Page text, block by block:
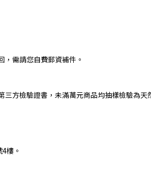
需請您自費郵資補件。
方檢驗證書，未滿萬元商品均抽樣檢驗為天
樓。